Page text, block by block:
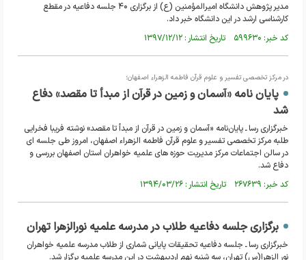
مدیر پژوهش دانشگاه امیرالمؤمنین (ع) از برگزاری ۴۰ جلسه دفاعیه در مقطع
کارشناسی ارشد در این دانشگاه خبر داد.
کد خبر: ۵۹۹۶۳۰ تاریخ انتشار : ۱۳۹۷/۱۲/۱۲
در مرکز تخصصی تفسیر و علوم قرآن فاطمه الزهراء اصفهان؛
پایان نامه «آسمان و زمین در قرآن از مبدأ تا مقصد» دفاع
شد
خبرگزاری رسا ـ پایان‌نامه «آسمان و زمین در قرآن از مبدأ تا مقصد» نوشته فریبا فخرایی
طلبه مرکز تخصصی تفسیر و علوم قرآن فاطمه الزهراء اصفهان، امروز طی جلسه ای
در سالن اجتماعات مرکز مدیریت حوزه های علمیه خواهران استان اصفهان بررسی و
دفاع شد.
کد خبر: ۲۶۷۶۳۹ تاریخ انتشار : ۱۳۹۴/۰۳/۲۶
برگزاری جلسه دفاعیه طلاب در مدرسه علمیه نورالزهرا تهران
خبرگزاری رسا ـ جلسه دفاعیه تحقیقات پایانی شماری از طلاب مدرسه علمیه خواهران
نور الزهرا(س) تهران، سه شنبه نهم اردیبهشت در این مدرسه علمیه برگزار شد.